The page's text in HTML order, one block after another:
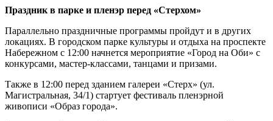
Праздник в парке и пленэр перед «Стерхом»
Параллельно праздничные программы пройдут и в других
локациях. В городском парке культуры и отдыха на проспекте
Набережном с 12:00 начнется мероприятие «Город на Оби» с
конкурсами, мастер-классами, танцами и призами.
Также в 12:00 перед зданием галереи «Стерх» (ул.
Магистральная, 34/1) стартует фестиваль пленэрной
живописи «Образ города».